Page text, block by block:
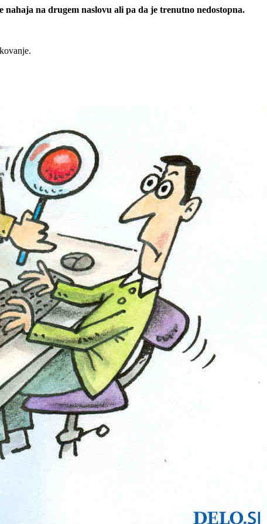
na drugem naslovu ali pa da je trenutno nedostopna.